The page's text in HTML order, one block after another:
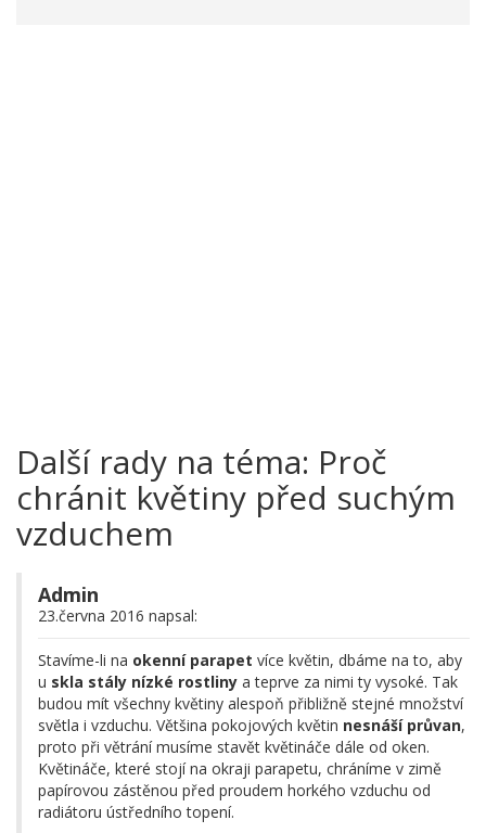
Další rady na téma: Proč
chránit květiny před suchým
vzduchem
Admin
23.června 2016 napsal:
Stavíme-li na okenní parapet více květin, dbáme na to, aby
u skla stály nízké rostliny a teprve za nimi ty vysoké. Tak
budou mít všechny květiny alespoň přibližně stejné množství
světla i vzduchu. Většina pokojových květin nesnáší průvan,
proto při větrání musíme stavět květináče dále od oken.
Květináče, které stojí na okraji parapetu, chráníme v zimě
papírovou zástěnou před proudem horkého vzduchu od
radiátoru ústředního topení.